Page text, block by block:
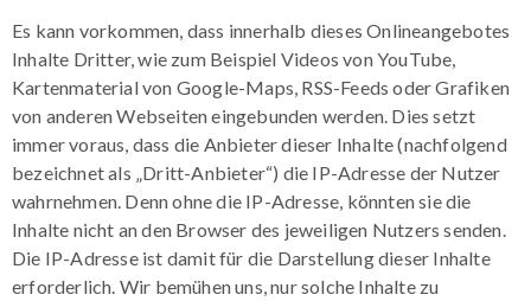
Es kann vorkommen, dass innerhalb dieses Onlineangebotes
Inhalte Dritter, wie zum Beispiel Videos von YouTube,
Kartenmaterial von Google-Maps, RSS-Feeds oder Grafiken
von anderen Webseiten eingebunden werden. Dies setzt
immer voraus, dass die Anbieter dieser Inhalte (nachfolgend
bezeichnet als „Dritt-Anbieter“) die IP-Adresse der Nutzer
wahrnehmen. Denn ohne die IP-Adresse, könnten sie die
Inhalte nicht an den Browser des jeweiligen Nutzers senden.
Die IP-Adresse ist damit für die Darstellung dieser Inhalte
erforderlich. Wir bemühen uns, nur solche Inhalte zu